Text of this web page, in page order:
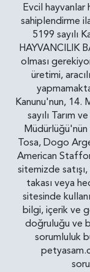
Evcil hayvanlar
sahiplendirme
5199 sayılı
HAYVANCILIK
olması
üretimi,
Kanunu'nun, 14.
sayılı Tarım
Müdürlüğü'nün
Tosa, Dogo
American
sitemizde
takası veya
sitesinde
bilgi, içerik ve
doğruluğu ve
sorumluluk